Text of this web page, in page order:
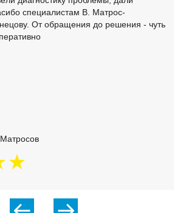
специалистам В. Матрос-
От обращения до решения - чуть